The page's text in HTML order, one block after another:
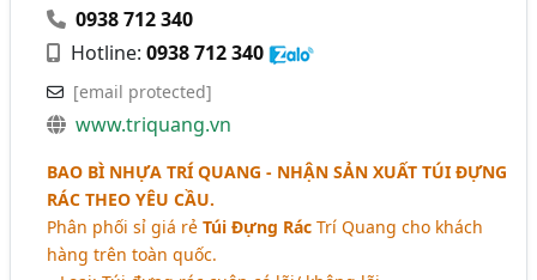
0938 712 340
Hotline:0938 712 340
[email protected]
www.triquang.vn
BAO BÌ NHỰA TRÍ QUANG - NHẬN SẢN XUẤT TÚI ĐỰNG
RÁC THEO YÊU CẦU.
Phân phối sỉ giá rẻTúi Đựng Rác Trí Quang cho khách
hàng trên toàn quốc.